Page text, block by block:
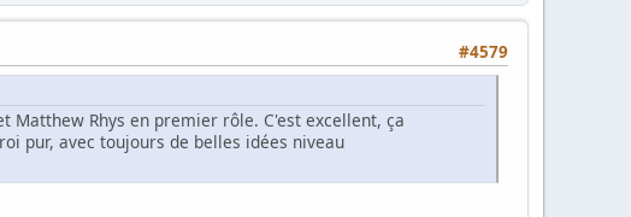
#4579
Rhys en premier rôle. C'est excellent, ça
pur, avec toujours de belles idées niveau